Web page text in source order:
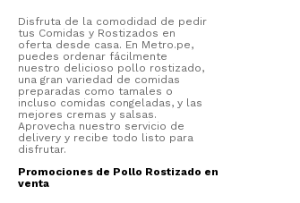
Disfruta de la comodidad de pedir
tus Comidas y Rostizados en
oferta desde casa. En Metro.pe,
puedes ordenar fácilmente
nuestro delicioso pollo rostizado,
una gran variedad de comidas
preparadas como tamales o
incluso comidas congeladas, y las
mejores cremas y salsas.
Aprovecha nuestro servicio de
delivery y recibe todo listo para
disfrutar.
Promociones de Pollo Rostizado en
venta